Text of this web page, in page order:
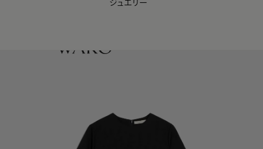
WAKO Membership Program連携はこちら
ジュエリー